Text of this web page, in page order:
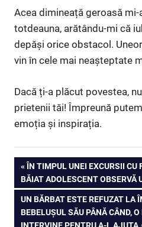
Acea dimineață geroasă
totdeauna, arătându-mi că
depăși orice obstacol.
vin în cele mai neașteptate
Dacă ți-a plăcut povestea,
prietenii tăi! Împreună
emoția și inspirația.
Navigare
în
articole
PREVIOUS
POST:
ÎN TIMPUL UNEI EXCURSII CU
BĂIAT ADOLESCENT OBSERVĂ
NEXT
POST:
UN BĂRBAT ESTE REFUZAT LA
BEBELUȘUL SĂU PÂNĂ CÂND,
INTERVINE PENTRU A-L AJUTA